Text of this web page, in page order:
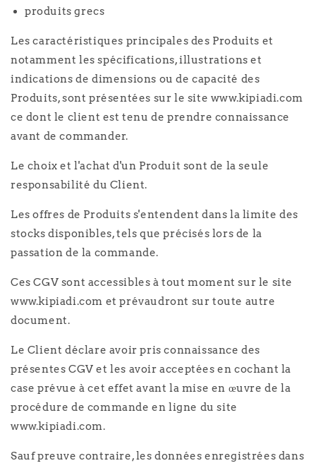
produits grecs
Les caractéristiques principales des Produits et
notamment les spécifications, illustrations et
indications de dimensions ou de capacité des
Produits, sont présentées sur le site www.kipiadi.com
ce dont le client est tenu de prendre connaissance
avant de commander.
Le choix et l'achat d'un Produit sont de la seule
responsabilité du Client.
Les offres de Produits s'entendent dans la limite des
stocks disponibles, tels que précisés lors de la
passation de la commande.
Ces CGV sont accessibles à tout moment sur le site
www.kipiadi.com et prévaudront sur toute autre
document.
Le Client déclare avoir pris connaissance des
présentes CGV et les avoir acceptées en cochant la
case prévue à cet effet avant la mise en œuvre de la
procédure de commande en ligne du site
www.kipiadi.com.
Sauf preuve contraire, les données enregistrées dans